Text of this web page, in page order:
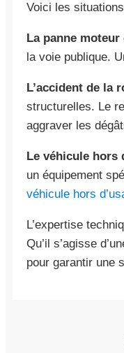
Voici les
La panne
la voie publique.
L’accident de la
structurelles. Le
aggraver les
Le véhicule hors
un équipement
véhicule hors
L’expertise
Qu’il s’agisse
pour garantir une